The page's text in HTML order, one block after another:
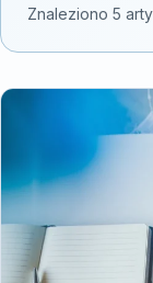
Znaleziono 5